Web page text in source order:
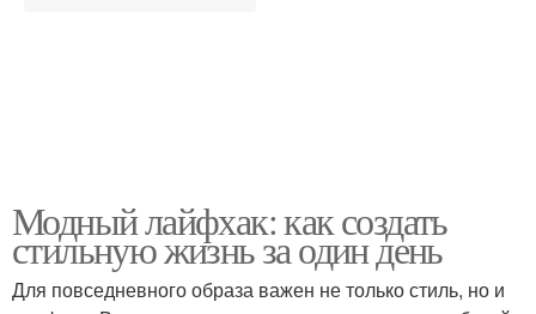
Модный лайфхак: как создать
стильную жизнь за один день
Для повседневного образа важен не только стиль, но и